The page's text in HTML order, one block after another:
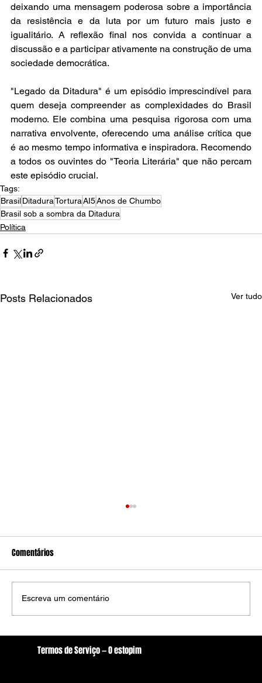
deixando uma mensagem poderosa sobre a importância
da resistência e da luta por um futuro mais justo e
igualitário. A reflexão final nos convida a continuar a
discussão e a participar ativamente na construção de uma
sociedade democrática.
"Legado da Ditadura" é um episódio imprescindível para
quem deseja compreender as complexidades do Brasil
moderno. Ele combina uma pesquisa rigorosa com uma
narrativa envolvente, oferecendo uma análise crítica que
é ao mesmo tempo informativa e inspiradora. Recomendo
a todos os ouvintes do "Teoria Literária" que não percam
este episódio crucial.
Tags:
BrasilDitaduraTorturaAI5Anos de Chumbo
Brasil sob a sombra da Ditadura
Política
Posts Relacionados Ver tudo
Torto Arado: Uma jornada através da Memória
e Resistência
Comentários
Escreva um comentário
Termos de Serviço — O estopim